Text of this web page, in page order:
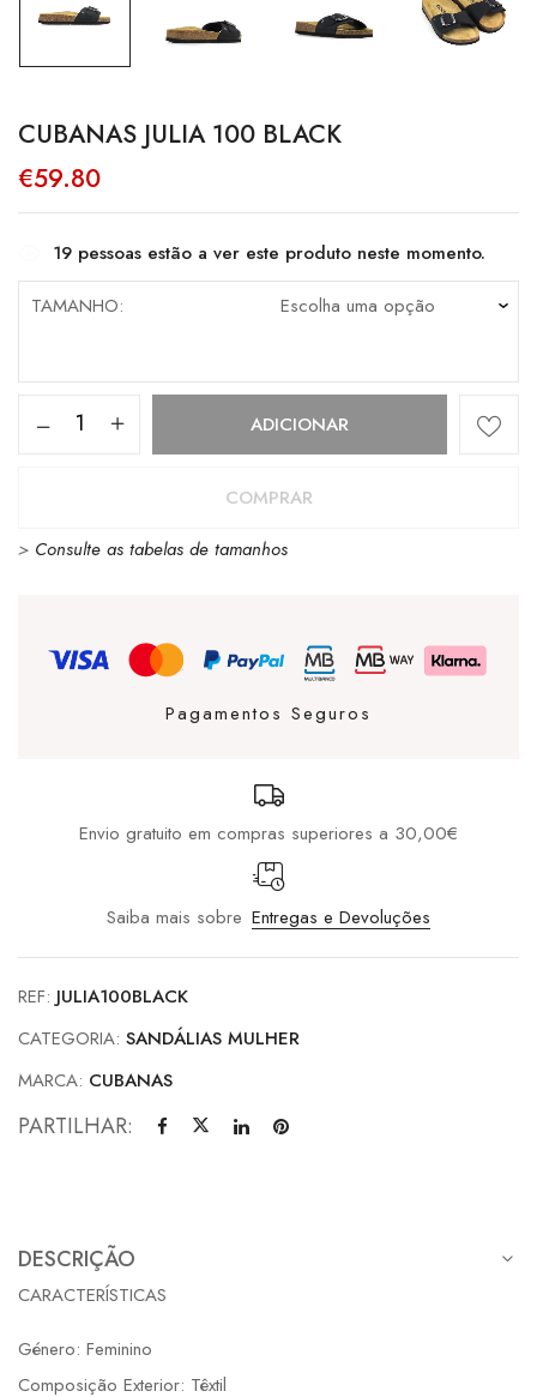
CUBANAS JULIA 100 BLACK
€59.80
19 pessoas estão a ver este produto neste momento.
TAMANHO
Quantidade
100
ADICIONAR
COMPRAR
> Consulte as tabelas de tamanhos
Pagamentos Seguros
Envio gratuito em compras superiores a 30,00€
Saiba mais sobre Entregas e Devoluções
REF:JULIA100BLACK
CATEGORIA: SANDÁLIAS MULHER
MARCA: CUBANAS
PARTILHAR:
DESCRIÇÃO
CARACTERÍSTICAS
Género: Feminino
Composição Exterior: Têxtil